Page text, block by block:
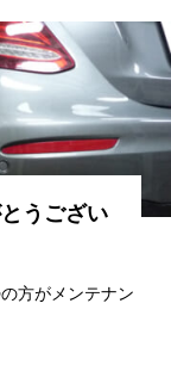
うござい
方がメンテナン